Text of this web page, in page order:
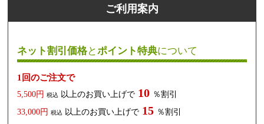
ご利用案内
ネット割引価格とポイント特典について
1回のご注文で
5,500円 税込 以上のお買い上げで 10 ％割引
33,000円 税込 以上のお買い上げで 15 ％割引